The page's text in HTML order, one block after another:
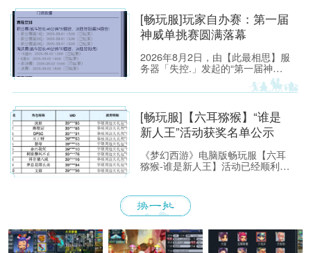
能解锁专属限时称谓、万界通廊摊
位招牌装饰、首领雕像庭院装饰等
限定奖励。
[畅玩服]玩家自办赛：第一届
神威单挑赛圆满落幕
2026年8月2日，由【此最相思】服
务器「失控.」发起的“第一届神威
[畅玩服]【六耳猕猴】“谁是
新人王”活动获奖名单公示
《梦幻西游》电脑版畅玩服【六耳
猕猴-谁是新人王】活动已经顺利落
如下：https://xyq.